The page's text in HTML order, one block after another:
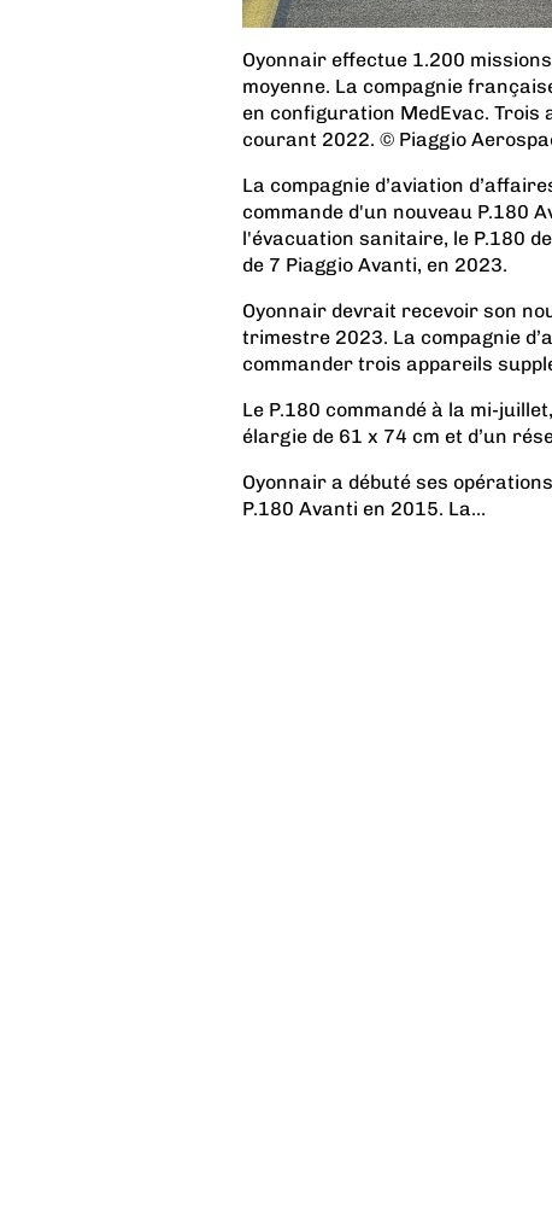
Oyonnair effectue 1.200
moyenne. La compagnie
en configuration MedEvac.
courant 2022. © Piaggio
La compagnie d’aviation
commande d'un nouveau P.180
l'évacuation sanitaire, le P.180
de 7 Piaggio Avanti, en 2023.
Oyonnair devrait recevoir son
trimestre 2023. La compagnie
commander trois appareils
Le P.180 commandé à la mi-
élargie de 61 x 74 cm et d’un
Oyonnair a débuté ses
P.180 Avanti en 2015. La...